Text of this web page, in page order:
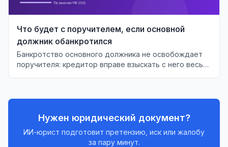
Что будет с поручителем, если основной
должник обанкротился
Банкротство основного должника не освобождает
поручителя: кредитор вправе взыскать с него весь
Нужен юридический документ?
ИИ-юрист подготовит претензию, иск или жалобу
за пару минут.